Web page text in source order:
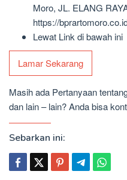
Moro, JL. ELANG
https://
Lewat Link di bawah ini
Lamar Sekarang
Masih ada Pertanyaan
dan lain – lain? Anda bisa
Sebarkan ini: